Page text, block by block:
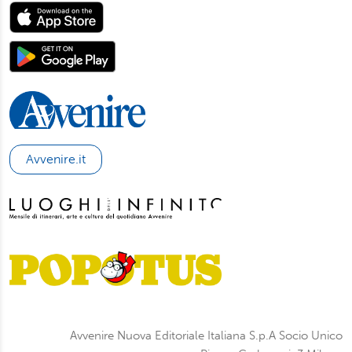
Avvenire.it
Avvenire Nuova Editoriale Italiana S.p.A Socio Unico